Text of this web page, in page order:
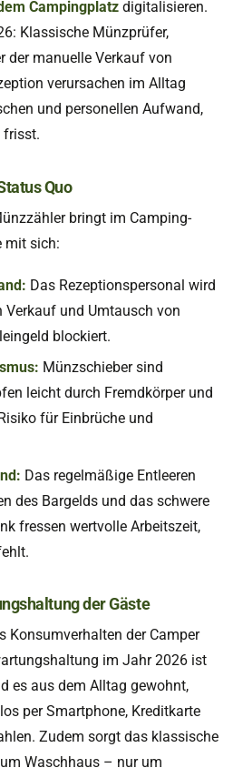
Campingplatz digitalisieren.
Klassische Münzprüfer,
der manuelle Verkauf von
verursachen im Alltag
und personellen Aufwand,
frisst.
Quo
bringt im Camping-
mit sich:
Das Rezeptionspersonal wird
Verkauf und Umtausch von
blockiert.
Münzschieber sind
leicht durch Fremdkörper und
für Einbrüche und
Das regelmäßige Entleeren
des Bargelds und das schwere
fressen wertvolle Arbeitszeit,
der Gäste
Konsumverhalten der Camper
im Jahr 2026 ist
es aus dem Alltag gewohnt,
per Smartphone, Kreditkarte
Zudem sorgt das klassische
Waschhaus – nur um